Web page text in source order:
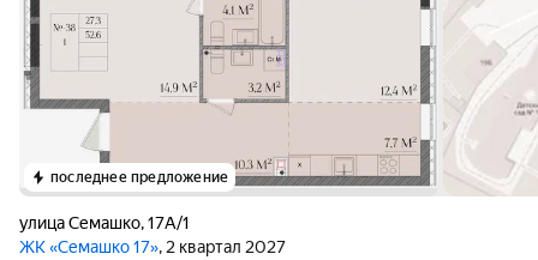
последнее предложение
улица Семашко,17А/1
ЖК «Семашко 17», 2 квартал 2027